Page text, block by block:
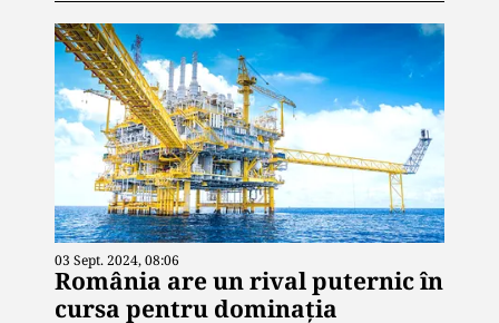
03 Sept. 2024, 08:06
România are un rival puternic în
cursa pentru dominația